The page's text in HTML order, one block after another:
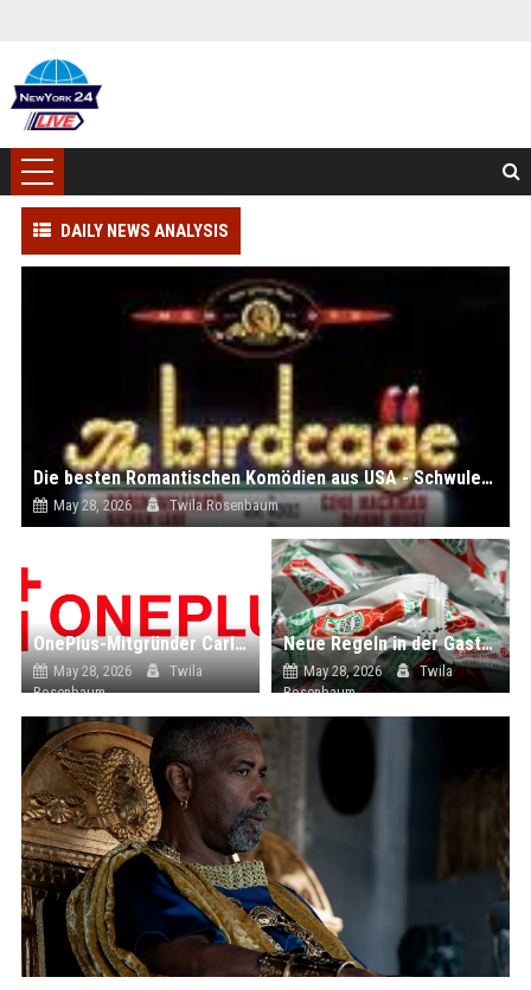
DAILY NEWS ANALYSIS
Die besten Romantischen Komödien aus USA - Schwuler Film bei - Im Stream
May 28, 2026 Twila Rosenbaum
OnePlus-Mitgründer Carl Pei kehrt dem Unternehmen den Rücken
May 28, 2026
Twila
Rosenbaum
Neue Regeln in der Gastronomie: Diese verschwinden bald von den Restauranttischen
May 28, 2026
Twila
Rosenbaum